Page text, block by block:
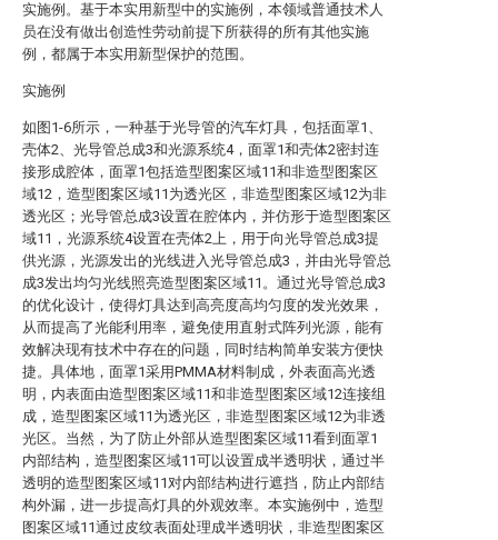
实施例。基于本实用新型中的实施例，本领域普通技术人
员在没有做出创造性劳动前提下所获得的所有其他实施
例，都属于本实用新型保护的范围。
实施例
如图1-6所示，一种基于光导管的汽车灯具，包括面罩1、
壳体2、光导管总成3和光源系统4，面罩1和壳体2密封连
接形成腔体，面罩1包括造型图案区域11和非造型图案区
域12，造型图案区域11为透光区，非造型图案区域12为非
透光区；光导管总成3设置在腔体内，并仿形于造型图案区
域11，光源系统4设置在壳体2上，用于向光导管总成3提
供光源，光源发出的光线进入光导管总成3，并由光导管总
成3发出均匀光线照亮造型图案区域11。通过光导管总成3
的优化设计，使得灯具达到高亮度高均匀度的发光效果，
从而提高了光能利用率，避免使用直射式阵列光源，能有
效解决现有技术中存在的问题，同时结构简单安装方便快
捷。具体地，面罩1采用PMMA材料制成，外表面高光透
明，内表面由造型图案区域11和非造型图案区域12连接组
成，造型图案区域11为透光区，非造型图案区域12为非透
光区。当然，为了防止外部从造型图案区域11看到面罩1
内部结构，造型图案区域11可以设置成半透明状，通过半
透明的造型图案区域11对内部结构进行遮挡，防止内部结
构外漏，进一步提高灯具的外观效率。本实施例中，造型
图案区域11通过皮纹表面处理成半透明状，非造型图案区